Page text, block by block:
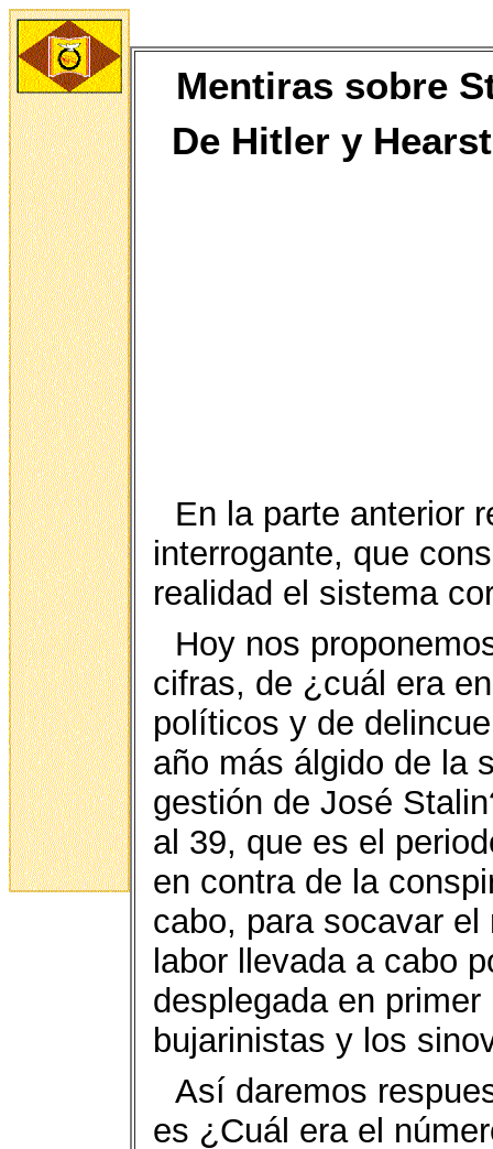
Mentiras sobre
De Hitler y
En la parte anterior
interrogante, que
realidad el sistema
Hoy nos
cifras, de ¿cuál era
políticos y de
año más álgido de la
gestión de José
al 39, que es el
en contra de la
cabo, para socavar
labor llevada a cabo
desplegada en
bujarinistas y los
Así daremos
es ¿Cuál era el